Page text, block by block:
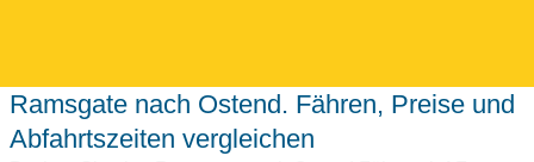
Ramsgate nach Ostend. Fähren, Preise und
Abfahrtszeiten vergleichen